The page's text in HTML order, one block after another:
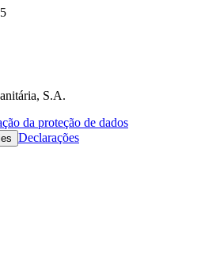
S.A.
da proteção de dados
Declarações